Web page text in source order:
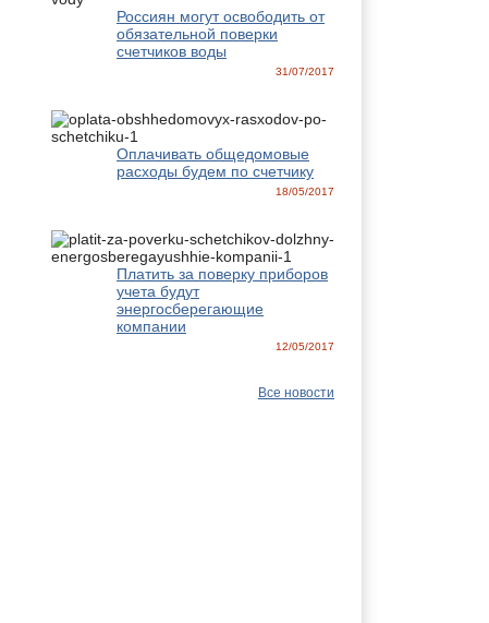
Россиян могут освободить от
обязательной поверки
счетчиков воды
31/07/2017
Оплачивать общедомовые
расходы будем по счетчику
18/05/2017
Платить за поверку приборов
учета будут
энергосберегающие
компании
12/05/2017
Все новости